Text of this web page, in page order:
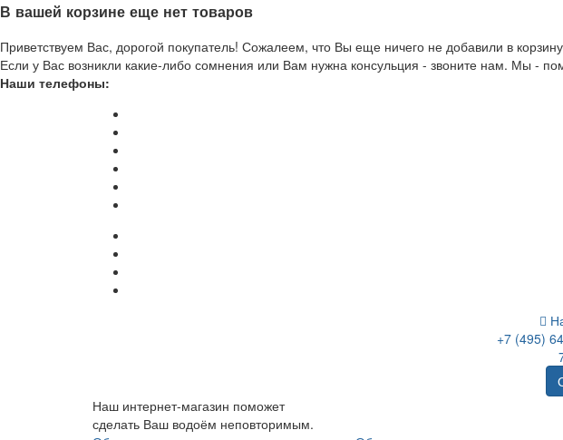
В вашей корзине еще нет товаров
Приветствуем Вас, дорогой покупатель! Сожалеем, что Вы еще ничего не добавили в
Если у Вас возникли какие-либо сомнения или Вам нужна консульция - звоните нам. Мы -
Наши телефоны:
+7 (495)
Наш интернет-магазин поможет
сделать Ваш водоём неповторимым.